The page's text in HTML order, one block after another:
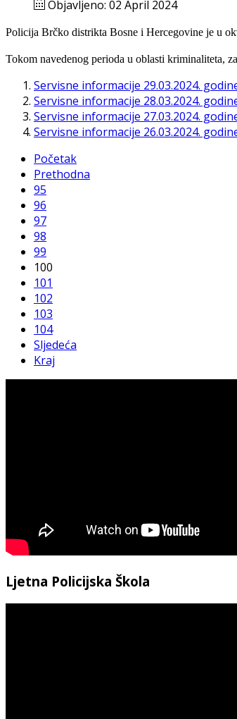
Objavljeno: 02 April 2024
Policija Brčko distrikta Bosne i Hercegovine je u
Tokom navedenog perioda u oblasti kriminaliteta,
Servisne informacije 29.03.2024.
Servisne informacije 28.03.2024.
Servisne informacije 27.03.2024.
Servisne informacije 26.03.2024.
Početak
Prethodna
95
96
97
98
99
100
101
102
103
104
Sljedeća
Kraj
Ljetna Policijska Škola